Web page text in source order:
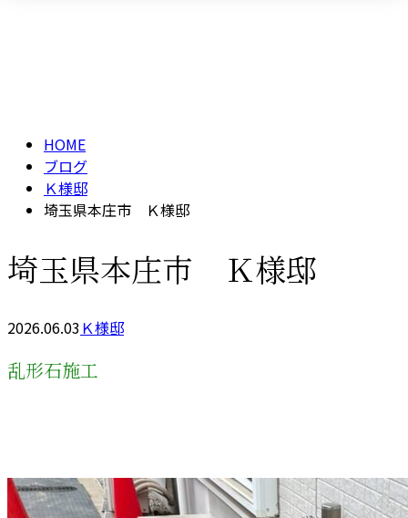
HOME
ブログ
Ｋ様邸
埼玉県本庄市 Ｋ様邸
埼玉県本庄市 Ｋ様邸
2026.06.03Ｋ様邸
乱形石施工